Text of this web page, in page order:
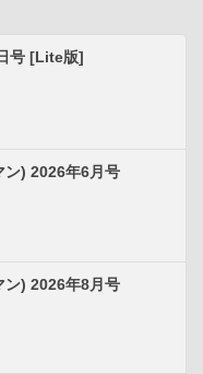
号 [Lite版]
ン) 2026年6月号
ン) 2026年8月号